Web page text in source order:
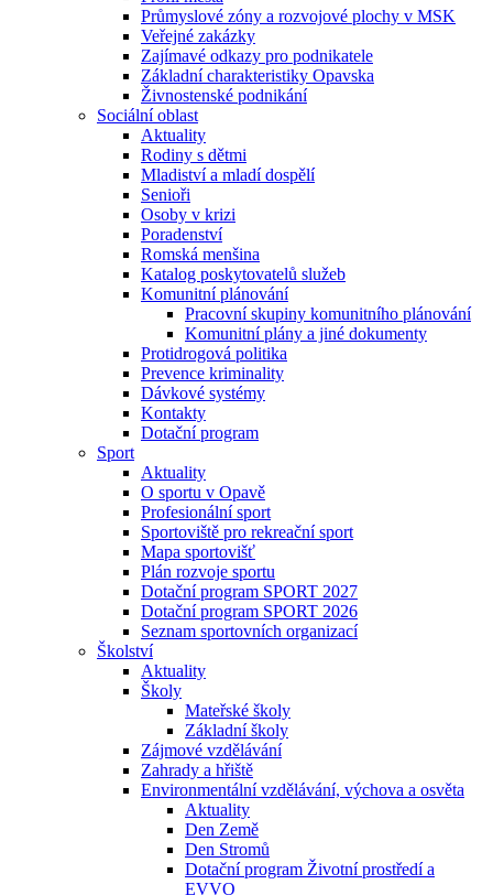
Průmyslové zóny a rozvojové plochy v MSK
Veřejné zakázky
Zajímavé odkazy pro podnikatele
Základní charakteristiky Opavska
Živnostenské podnikání
Sociální oblast
Aktuality
Rodiny s dětmi
Mladiství a mladí dospělí
Senioři
Osoby v krizi
Poradenství
Romská menšina
Katalog poskytovatelů služeb
Komunitní plánování
Pracovní skupiny komunitního plánování
Komunitní plány a jiné dokumenty
Protidrogová politika
Prevence kriminality
Dávkové systémy
Kontakty
Dotační program
Sport
Aktuality
O sportu v Opavě
Profesionální sport
Sportoviště pro rekreační sport
Mapa sportovišť
Plán rozvoje sportu
Dotační program SPORT 2027
Dotační program SPORT 2026
Seznam sportovních organizací
Školství
Aktuality
Školy
Mateřské školy
Základní školy
Zájmové vzdělávání
Zahrady a hřiště
Environmentální vzdělávání, výchova a osvěta
Aktuality
Den Země
Den Stromů
Dotační program Životní prostředí a
EVVO